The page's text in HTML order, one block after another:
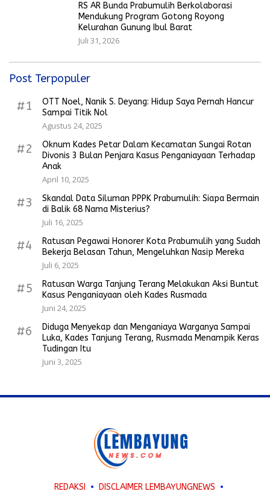
RS AR Bunda Prabumulih Berkolaborasi
Mendukung Program Gotong Royong
Kelurahan Gunung Ibul Barat
Juli 31, 2026
Post Terpopuler
#1
OTT Noel, Nanik S. Deyang: Hidup Saya Pernah Hancur
Sampai Titik Nol
Agustus 24, 2025
#2
Oknum Kades Petar Dalam Kecamatan Sungai Rotan
Divonis 3 Bulan Penjara Kasus Penganiayaan Terhadap
Anak
April 10, 2025
#3
Skandal Data Siluman PPPK Prabumulih: Siapa Bermain
di Balik 68 Nama Misterius?
Juli 16, 2025
#4
Ratusan Pegawai Honorer Kota Prabumulih yang Sudah
Bekerja Belasan Tahun, Mengeluhkan Nasip Mereka
Juli 6, 2025
#5
Ratusan Warga Tanjung Terang Melakukan Aksi Buntut
Kasus Penganiayaan oleh Kades Rusmada
Juni 24, 2025
#6
Diduga Menyekap dan Menganiaya Warganya Sampai
Luka, Kades Tanjung Terang, Rusmada Menampik Keras
Tudingan Itu
Juni 3, 2025
REDAKSI DISCLAIMER LEMBAYUNGNEWS